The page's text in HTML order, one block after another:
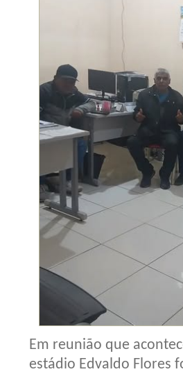
Em reunião que
estádio Edvaldo Flores